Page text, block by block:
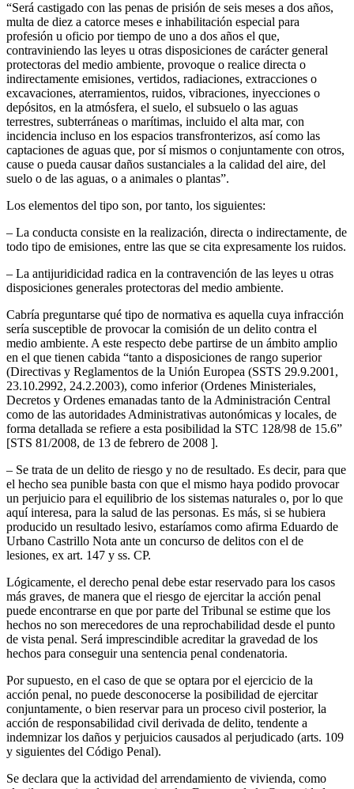
“Será castigado con las penas de prisión de seis meses a dos años,
multa de diez a catorce meses e inhabilitación especial para
profesión u oficio por tiempo de uno a dos años el que,
contraviniendo las leyes u otras disposiciones de carácter general
protectoras del medio ambiente, provoque o realice directa o
indirectamente emisiones, vertidos, radiaciones, extracciones o
excavaciones, aterramientos, ruidos, vibraciones, inyecciones o
depósitos, en la atmósfera, el suelo, el subsuelo o las aguas
terrestres, subterráneas o marítimas, incluido el alta mar, con
incidencia incluso en los espacios transfronterizos, así como las
captaciones de aguas que, por sí mismos o conjuntamente con otros,
cause o pueda causar daños sustanciales a la calidad del aire, del
suelo o de las aguas, o a animales o plantas”.
Los elementos del tipo son, por tanto, los siguientes:
– La conducta consiste en la realización, directa o indirectamente, de
todo tipo de emisiones, entre las que se cita expresamente los ruidos.
– La antijuridicidad radica en la contravención de las leyes u otras
disposiciones generales protectoras del medio ambiente.
Cabría preguntarse qué tipo de normativa es aquella cuya infracción
sería susceptible de provocar la comisión de un delito contra el
medio ambiente. A este respecto debe partirse de un ámbito amplio
en el que tienen cabida “tanto a disposiciones de rango superior
(Directivas y Reglamentos de la Unión Europea (SSTS 29.9.2001,
23.10.2992, 24.2.2003), como inferior (Ordenes Ministeriales,
Decretos y Ordenes emanadas tanto de la Administración Central
como de las autoridades Administrativas autonómicas y locales, de
forma detallada se refiere a esta posibilidad la STC 128/98 de 15.6”
[STS 81/2008, de 13 de febrero de 2008 ].
– Se trata de un delito de riesgo y no de resultado. Es decir, para que
el hecho sea punible basta con que el mismo haya podido provocar
un perjuicio para el equilibrio de los sistemas naturales o, por lo que
aquí interesa, para la salud de las personas. Es más, si se hubiera
producido un resultado lesivo, estaríamos como afirma Eduardo de
Urbano Castrillo Nota ante un concurso de delitos con el de
lesiones, ex art. 147 y ss. CP.
Lógicamente, el derecho penal debe estar reservado para los casos
más graves, de manera que el riesgo de ejercitar la acción penal
puede encontrarse en que por parte del Tribunal se estime que los
hechos no son merecedores de una reprochabilidad desde el punto
de vista penal. Será imprescindible acreditar la gravedad de los
hechos para conseguir una sentencia penal condenatoria.
Por supuesto, en el caso de que se optara por el ejercicio de la
acción penal, no puede desconocerse la posibilidad de ejercitar
conjuntamente, o bien reservar para un proceso civil posterior, la
acción de responsabilidad civil derivada de delito, tendente a
indemnizar los daños y perjuicios causados al perjudicado (arts. 109
y siguientes del Código Penal).
Se declara que la actividad del arrendamiento de vivienda, como